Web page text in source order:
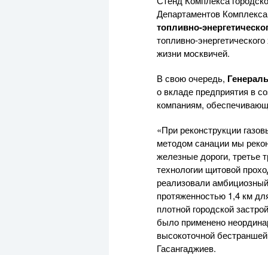
Департаментов
топливно-
топливно-энергетического
жизни москвичей.
В свою очередь,
о вкладе предприятия в
компаниям,
«При реконструкции
методом санации мы
железные дороги, третье
технологии щитовой
реализовали
протяженностью 1,4 км
плотной городской
было применено
высокоточной
Гасангаджиев.